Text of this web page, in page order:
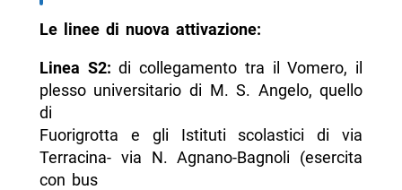
Le linee di nuova attivazione:
Linea S2: di collegamento tra il Vomero, il
plesso universitario di M. S. Angelo, quello
di
Fuorigrotta e gli Istituti scolastici di via
Terracina- via N. Agnano-Bagnoli (esercita
con bus